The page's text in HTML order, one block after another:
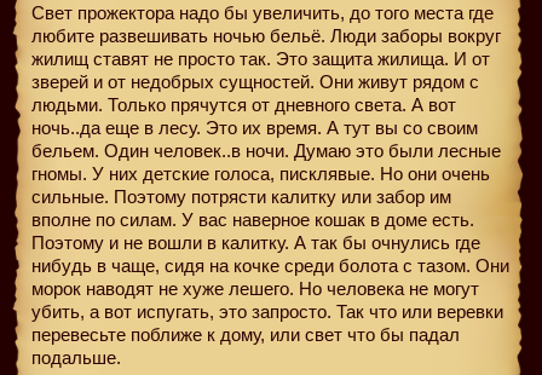
Свет прожектора надо бы увеличить, до того места где
любите развешивать ночью бельё. Люди заборы вокруг
жилищ ставят не просто так. Это защита жилища. И от
зверей и от недобрых сущностей. Они живут рядом с
людьми. Только прячутся от дневного света. А вот
ночь..да еще в лесу. Это их время. А тут вы со своим
бельем. Один человек..в ночи. Думаю это были лесные
гномы. У них детские голоса, писклявые. Но они очень
сильные. Поэтому потрясти калитку или забор им
вполне по силам. У вас наверное кошак в доме есть.
Поэтому и не вошли в калитку. А так бы очнулись где
нибудь в чаще, сидя на кочке среди болота с тазом. Они
морок наводят не хуже лешего. Но человека не могут
убить, а вот испугать, это запросто. Так что или веревки
перевесьте поближе к дому, или свет что бы падал
подальше.